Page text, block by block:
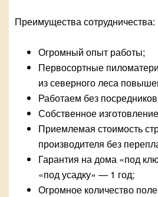
Преимущества сотрудничества:
Огромный опыт работы;
Первосортные
из северного леса
Работаем без
Собственное
Приемлемая стоимость
производителя без
Гарантия на дома «под
«под усадку» — 1 год;
Огромное количество